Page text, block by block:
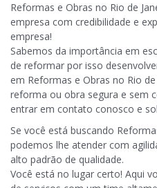
Reformas e Obras no Rio de
empresa com credibilidade e
empresa!
Sabemos da importância em
de reformar por isso
em Reformas e Obras no Rio
reforma ou obra segura e sem
entrar em contato conosco e
Se você está buscando
podemos lhe atender com
alto padrão de qualidade.
Você está no lugar certo! Aqui